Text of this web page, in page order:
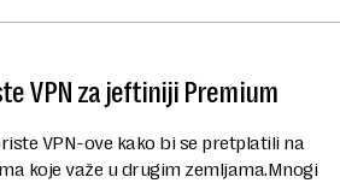
VPN za jeftiniji Premium
VPN-ove kako bi se pretplatili na
koje važe u drugim zemljama.Mnogi